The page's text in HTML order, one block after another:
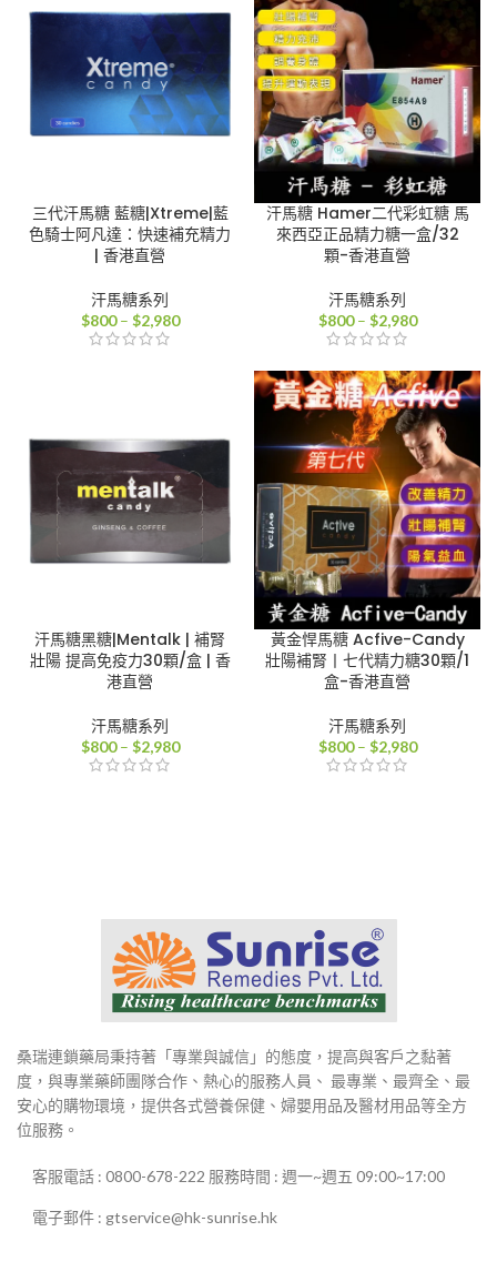
$2,980
$2,500
三代汗馬糖 藍糖|Xtreme|藍
色騎士阿凡達：快速補充精力
| 香港直營
汗馬糖系列
$800 – $2,980價
$2,980
汗馬糖 Hamer二代彩虹糖 馬
來西亞正品精力糖一盒/32
顆-香港直營
汗馬糖系列
$800 – $2,980價
圍：
$800
到
$2,980
汗馬糖黑糖|Mentalk | 補腎
壯陽 提高免疫力30顆/盒 | 香
港直營
汗馬糖系列
$800 – $2,980價
黃金悍馬糖 Acfive-Candy
壯陽補腎丨七代精力糖30顆/1
盒-香港直營
汗馬糖系列
$800 – $2,980價
桑瑞連鎖藥局秉持著「專業與誠信」的態度，提高與客戶之黏著
度，與專業藥師團隊合作、熱心的服務人員、 最專業、最齊全、最
安心的購物環境，提供各式營養保健、婦嬰用品及醫材用品等全方
位服務。
客服電話 : 0800-678-222 服務時間 : 週一~週五 09:00~17:00
電子郵件 : gtservice@hk-sunrise.hk